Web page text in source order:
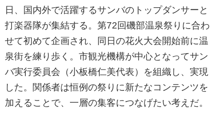
日、国内外で活躍するサンバのトップダンサーと
打楽器隊が集結する。第72回磯部温泉祭りに合わ
せて初めて企画され、同日の花火大会開始前に温
泉街を練り歩く。市観光機構が中心となってサン
バ実行委員会（小板橋仁美代表）を組織し、実現
した。関係者は恒例の祭りに新たなコンテンツを
加えることで、一層の集客につなげたい考えだ。